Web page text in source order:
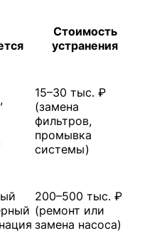
Стоимость
устранения
15–30 тыс. ₽
(замена
фильтров,
промывка
системы)
200–500 тыс. ₽
(ремонт или
замена насоса)